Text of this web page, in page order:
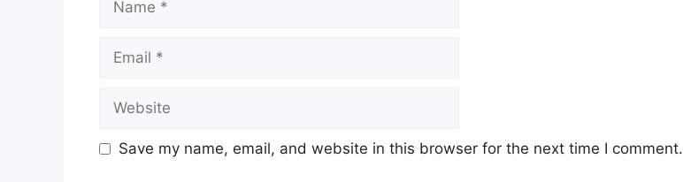
Save my name, email, and website in this browser for the next time I comment.